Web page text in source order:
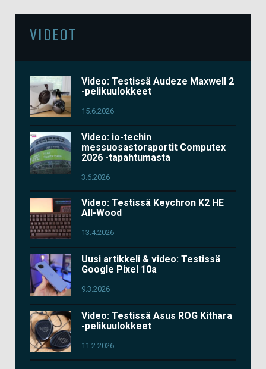
VIDEOT
Video: Testissä Audeze Maxwell 2
-pelikuulokkeet
15.6.2026
Video: io-techin
messuosastoraportit Computex
2026 -tapahtumasta
3.6.2026
Video: Testissä Keychron K2 HE
All-Wood
13.4.2026
Uusi artikkeli & video: Testissä
Google Pixel 10a
9.3.2026
Video: Testissä Asus ROG Kithara
-pelikuulokkeet
11.2.2026